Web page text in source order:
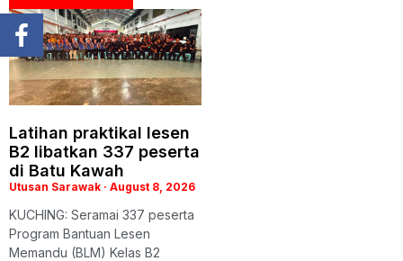
Latihan praktikal lesen
B2 libatkan 337 peserta
di Batu Kawah
Utusan Sarawak August 8, 2026
KUCHING: Seramai 337 peserta
Program Bantuan Lesen
Memandu (BLM) Kelas B2